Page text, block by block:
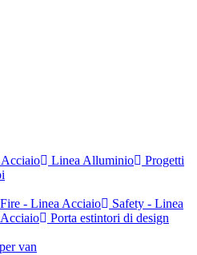
Linea Alluminio
Progetti
Fire - Linea Acciaio
Safety - Linea
Porta estintori di design
van